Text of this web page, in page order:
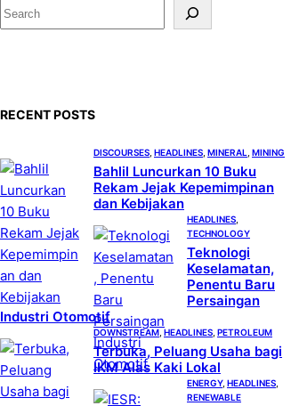
S
e
RECENT POSTS
DISCOURSES HEADLINES MINERAL MINING
Bahlil Luncurkan 10 Buku
Rekam Jejak Kepemimpinan
dan Kebijakan
HEADLINES
TECHNOLOGY
Teknologi
Keselamatan,
Penentu Baru
Persaingan
Industri Otomotif
DOWNSTREAM HEADLINES PETROLEUM
Terbuka, Peluang Usaha bagi
IKM Alas Kaki Lokal
ENERGY, HEADLINES
RENEWABLE